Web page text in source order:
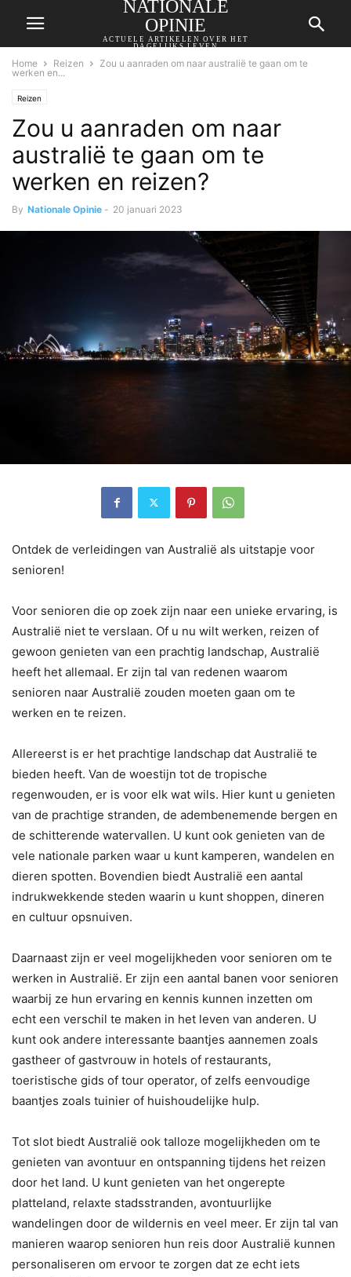
NATIONALE
OPINIE
ACTUELE ARTIKELEN OVER HET
DAGELIJKS LEVEN
Home Reizen
Zou u aanraden om naar australië te gaan om te
werken en...
Reizen
Zou u aanraden om naar
australië te gaan om te
werken en reizen?
By Nationale Opinie - 20 januari 2023
Ontdek de verleidingen van Australië als uitstapje voor
senioren!
Voor senioren die op zoek zijn naar een unieke ervaring, is
Australië niet te verslaan. Of u nu wilt werken, reizen of
gewoon genieten van een prachtig landschap, Australië
heeft het allemaal. Er zijn tal van redenen waarom
senioren naar Australië zouden moeten gaan om te
werken en te reizen.
Allereerst is er het prachtige landschap dat Australië te
bieden heeft. Van de woestijn tot de tropische
regenwouden, er is voor elk wat wils. Hier kunt u genieten
van de prachtige stranden, de adembenemende bergen en
de schitterende watervallen. U kunt ook genieten van de
vele nationale parken waar u kunt kamperen, wandelen en
dieren spotten. Bovendien biedt Australië een aantal
indrukwekkende steden waarin u kunt shoppen, dineren
en cultuur opsnuiven.
Daarnaast zijn er veel mogelijkheden voor senioren om te
werken in Australië. Er zijn een aantal banen voor senioren
waarbij ze hun ervaring en kennis kunnen inzetten om
echt een verschil te maken in het leven van anderen. U
kunt ook andere interessante baantjes aannemen zoals
gastheer of gastvrouw in hotels of restaurants,
toeristische gids of tour operator, of zelfs eenvoudige
baantjes zoals tuinier of huishoudelijke hulp.
Tot slot biedt Australië ook talloze mogelijkheden om te
genieten van avontuur en ontspanning tijdens het reizen
door het land. U kunt genieten van het ongerepte
platteland, relaxte stadsstranden, avontuurlijke
wandelingen door de wildernis en veel meer. Er zijn tal van
manieren waarop senioren hun reis door Australië kunnen
personaliseren om ervoor te zorgen dat ze echt iets